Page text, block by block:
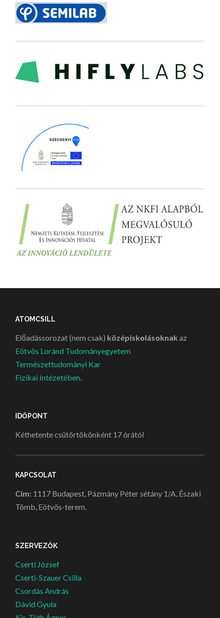
ATOMCSILL
Előadássorozat (nem csak) középiskolásoknak az
Eötvös Loránd Tudományegyetem
Természettudományi Kar
Fizikai Intézetében
IDŐPONT
Kéthetente csütörtökönként 17 órától
KAPCSOLAT
Cím: 1117 Budapest, Pázmány Péter sétány 1/A, Északi
Tömb, Eötvös-terem.
SZERVEZŐK
Cserti József
Cserti-Szauer Csilla
Csordás András
Dávid Gyula